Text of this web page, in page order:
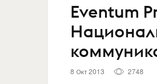
Eventum
8 Окт 2013 2748